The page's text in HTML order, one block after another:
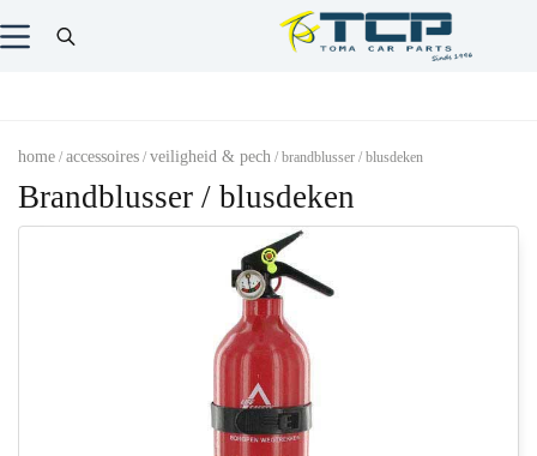
home / accessoires / veiligheid & pech / brandblusser / blusdeken
Brandblusser / blusdeken